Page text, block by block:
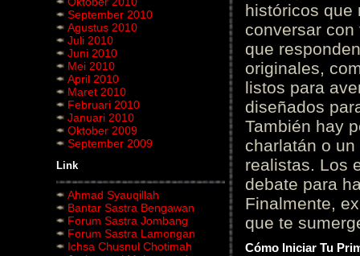
September 2010
Agustus 2010
Juli 2010
Juni 2010
Mei 2010
April 2010
Maret 2010
Februari 2010
Januari 2010
Oktober 2009
September 2009
Link
Ahmad Syauqillah
Bantar Sastra Bengawan
Forum Sastra Jombang
Forum Sastra Lamongan
Ichsa Chusnul Chotimah
históricos que
conversar
que
originales,
listos para
diseñados
También hay
charlatán o
realistas. Los
debate para
Finalmente,
que te
Cómo Iniciar Tu